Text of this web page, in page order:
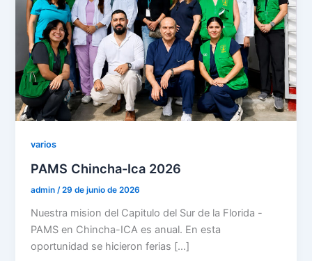
varios
PAMS Chincha-Ica 2026
admin/29 de junio de 2026
Nuestra mision del Capitulo del Sur de la Florida -
PAMS en Chincha-ICA es anual. En esta
oportunidad se hicieron ferias […]